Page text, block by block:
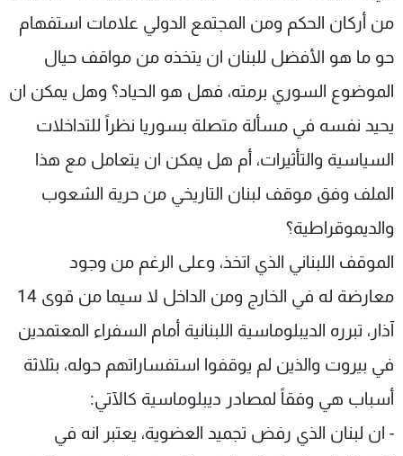
من أركان الحكم ومن المجتمع الدولي علامات استفهام
حو ما هو الأفضل للبنان ان يتخذه من مواقف حيال
الموضوع السوري برمته، فهل هو الحياد؟ وهل يمكن ان
يحيد نفسه في مسألة متصلة بسوريا نظراً للتداخلات
السياسية والتأثيرات، أم هل يمكن ان يتعامل مع هذا
الملف وفق موقف لبنان التاريخي من حرية الشعوب
والديموقراطية؟
الموقف اللبناني الذي اتخذ، وعلى الرغم من وجود
معارضة له في الخارج ومن الداخل لا سيما من قوى 14
آذار، تبرره الديبلوماسية اللبنانية أمام السفراء المعتمدين
في بيروت والذين لم يوقفوا استفساراتهم حوله، بثلاثة
أسباب هي وفقاً لمصادر ديبلوماسية كالآتي:
- ان لبنان الذي رفض تجميد العضوية، يعتبر انه في
كأس العالم
البرامج
جدول البرامج
الترددات
عن MTV
لاعلاناتكم
شروط الإسـتخدام